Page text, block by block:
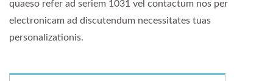
quaeso refer ad seriem 1031 vel contactum nos per
electronicam ad discutendum necessitates tuas
personalizationis.